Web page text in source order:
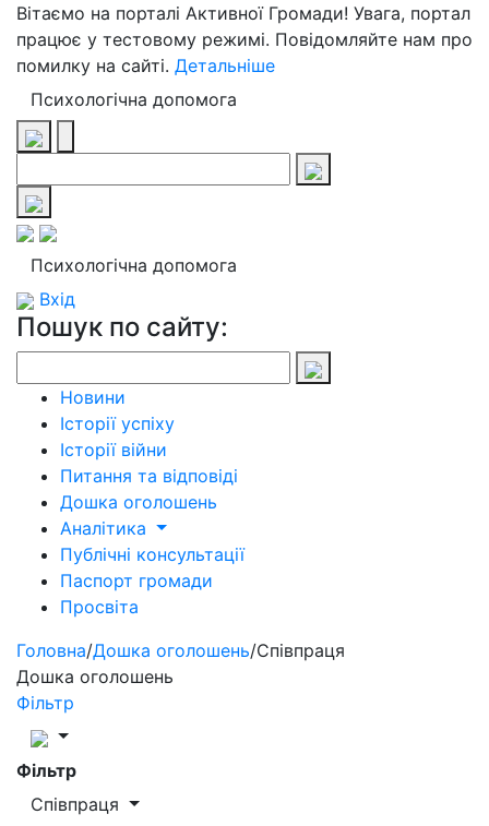
Вітаємо на порталі Активної Громади! Увага, портал
працює у тестовому режимі. Повідомляйте нам про
помилку на сайті. Детальніше
Психологічна допомога
Психологічна допомога
Вхід
Пошук по сайту:
Новини
Історії успіху
Історії війни
Питання та відповіді
Дошка оголошень
Аналітика
Публічні консультації
Паспорт громади
Просвіта
Головна/Дошка оголошень/Співпраця
Дошка оголошень
Фільтр
Фільтр
Співпраця